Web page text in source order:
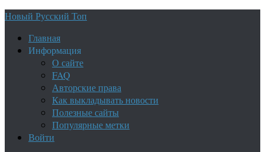
Новый Русский Топ
Главная
Информация
О сайте
FAQ
Авторские права
Как выкладывать новости
Полезные сайты
Популярные метки
Войти